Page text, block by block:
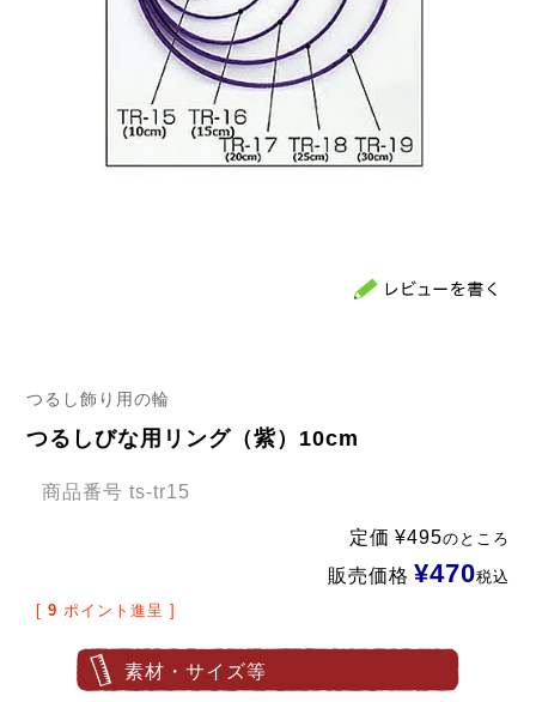
つるし飾り用の輪
つるしびな用リング（紫）10cm
商品番号 ts-tr15
定価 ¥495のところ
販売価格 ¥470税込
[ 9 ポイント進呈 ]
素材・サイズ等